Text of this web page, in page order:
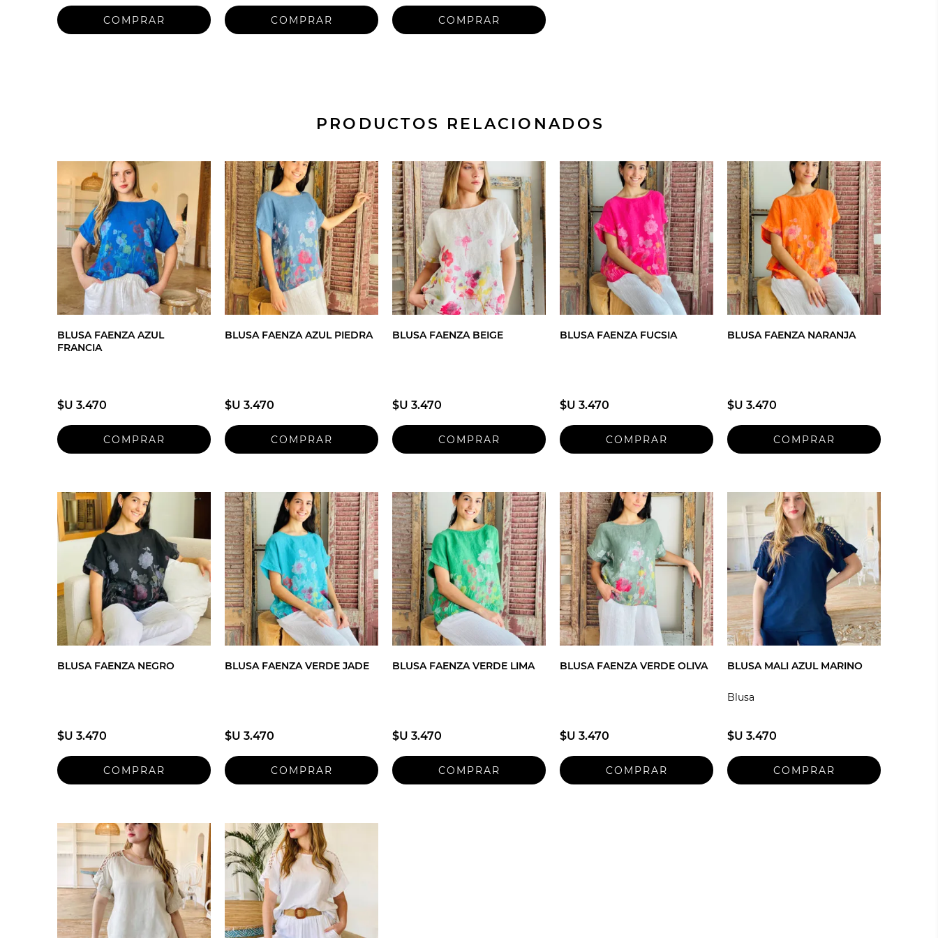
PRODUCTOS RELACIONADOS
BLUSA FAENZA AZUL
FRANCIA
$U 3.470
BLUSA FAENZA AZUL PIEDRA
$U 3.470
BLUSA FAENZA BEIGE
$U 3.470
BLUSA FAENZA FUCSIA
$U 3.470
BLUSA FAENZA NARANJA
$U 3.470
BLUSA FAENZA NEGRO
$U 3.470
BLUSA FAENZA VERDE JADE
$U 3.470
BLUSA FAENZA VERDE LIMA
$U 3.470
BLUSA FAENZA VERDE OLIVA
$U 3.470
BLUSA MALI AZUL MARINO
Blusa
$U 3.470